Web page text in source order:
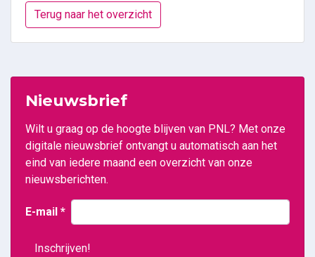
Terug naar het overzicht
Nieuwsbrief
Wilt u graag op de hoogte blijven van PNL? Met onze
digitale nieuwsbrief ontvangt u automatisch aan het
eind van iedere maand een overzicht van onze
nieuwsberichten.
E-mail *